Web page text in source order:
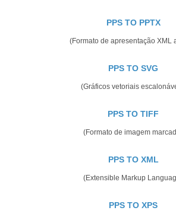
PPS TO PPTX
(Formato de apresentação XML
PPS TO SVG
(Gráficos vetoriais
PPS TO TIFF
(Formato de imagem
PPS TO XML
(Extensible Markup
PPS TO XPS